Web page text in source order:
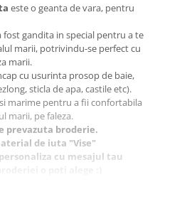
este o geanta de vara, pentru
gandita in special pentru a te
marii, potrivindu-se perfect cu
marii.
cu usurinta prosop de baie,
sticla de apa, castile etc).
marime pentru a fii confortabila
marii, pe faleza.
prevazuta broderie.
de iuta "Vise"
cu mesajul tau
realizata handmade